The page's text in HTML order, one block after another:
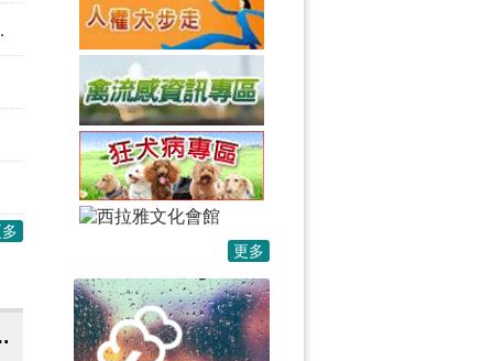
擔，安心居住在臺南
更多